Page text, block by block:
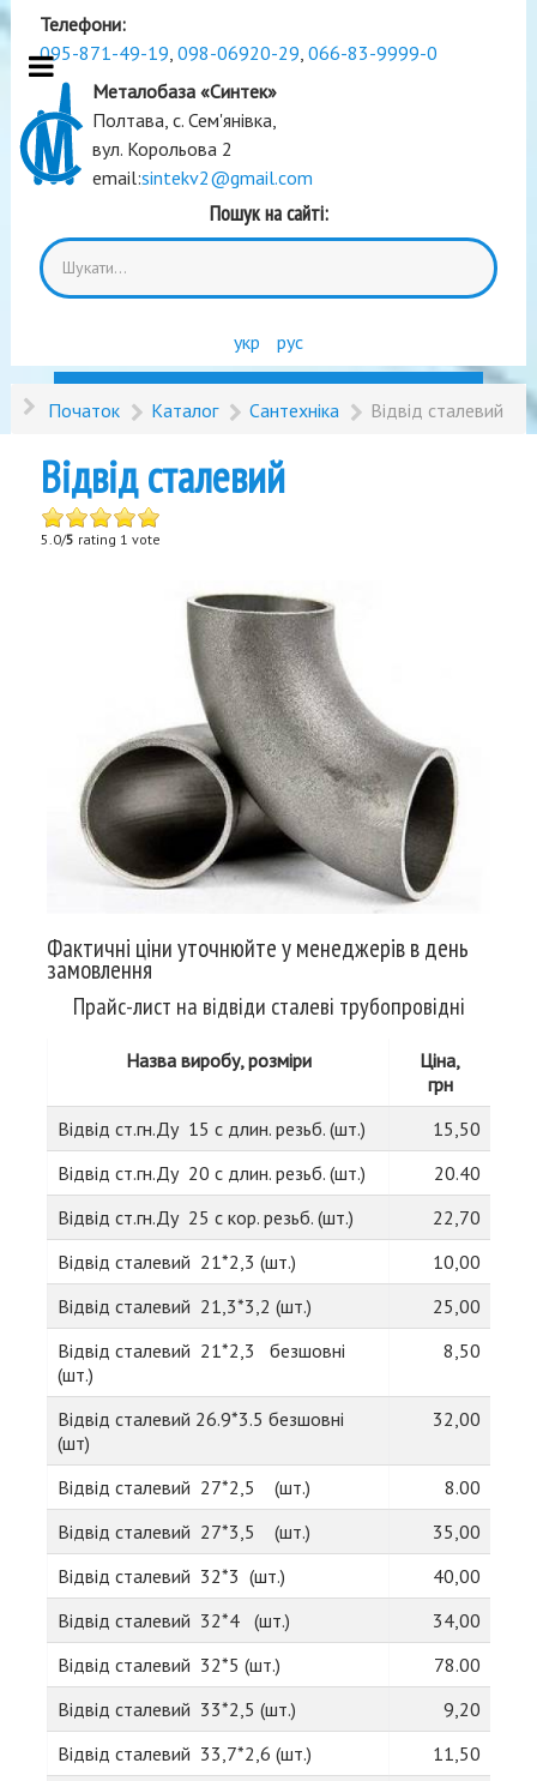
Телефони:
095-871-49-19, 098-06920-29, 066-83-9999-0
Металобаза «Синтек»
Полтава, с. Сем'янівка,
вул. Корольова 2
email:sintekv2@gmail.com
Пошук на сайті:
укр рус
Початок Каталог Сантехніка Відвід сталевий
Відвід сталевий
5.0/5 rating 1 vote
Фактичні ціни уточнюйте у менеджерів в день
замовлення
Прайс-лист на відвіди сталеві трубопровідні
Назва виробу, розміри
Ціна,
грн
Відвід ст.гн.Ду 15 с длин. резьб. (шт.)
15,50
Відвід ст.гн.Ду 20 с длин. резьб. (шт.)
20.40
Відвід ст.гн.Ду 25 с кор. резьб. (шт.)
22,70
Відвід сталевий 21*2,3 (шт.)
10,00
Відвід сталевий 21,3*3,2 (шт.)
25,00
Відвід сталевий 21*2,3 безшовні
(шт.)
8,50
Відвід сталевий 26.9*3.5 безшовні
(шт)
32,00
Відвід сталевий 27*2,5 (шт.)
8.00
Відвід сталевий 27*3,5 (шт.)
35,00
Відвід сталевий 32*3 (шт.)
40,00
Відвід сталевий 32*4 (шт.)
34,00
Відвід сталевий 32*5 (шт.)
78.00
Відвід сталевий 33*2,5 (шт.)
9,20
Відвід сталевий 33,7*2,6 (шт.)
11,50